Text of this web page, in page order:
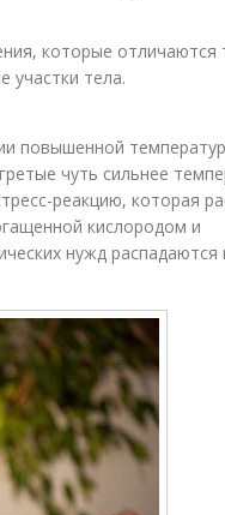
которые отличаются
участки тела.
повышенной
чуть сильнее
реакцию, которая
кислородом и
нужд распадаются